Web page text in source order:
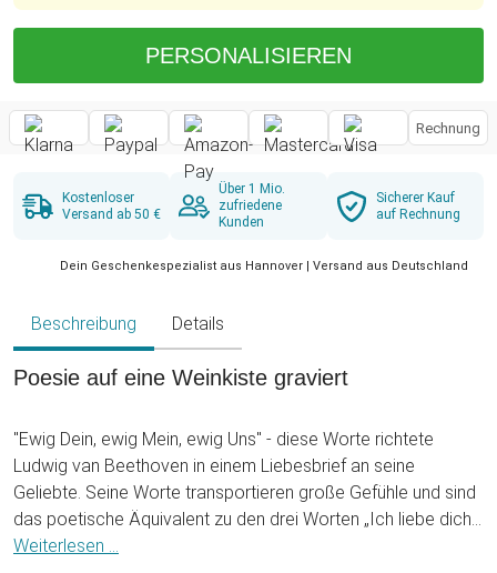
PERSONALISIEREN
Rechnung
Kostenloser
Versand ab 50 €
Über 1 Mio.
zufriedene
Kunden
Sicherer Kauf
auf Rechnung
Dein Geschenkespezialist aus Hannover | Versand aus Deutschland
Beschreibung Details
Poesie auf eine Weinkiste graviert
"Ewig Dein, ewig Mein, ewig Uns" - diese Worte richtete
Ludwig van Beethoven in einem Liebesbrief an seine
Geliebte. Seine Worte transportieren große Gefühle und sind
das poetische Äquivalent zu den drei Worten „Ich liebe dich“.
Inspiriert von diesen magischen Zeilen, haben wir die
Weiterlesen ...